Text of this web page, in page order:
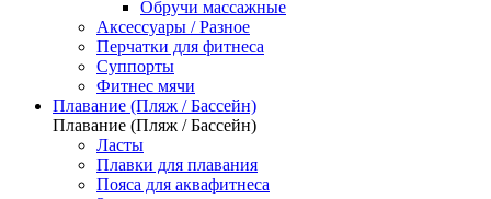
Обручи массажные
Аксессуары / Разное
Перчатки для фитнеса
Суппорты
Фитнес мячи
Плавание (Пляж / Бассейн)
Плавание (Пляж / Бассейн)
Ласты
Плавки для плавания
Пояса для аквафитнеса